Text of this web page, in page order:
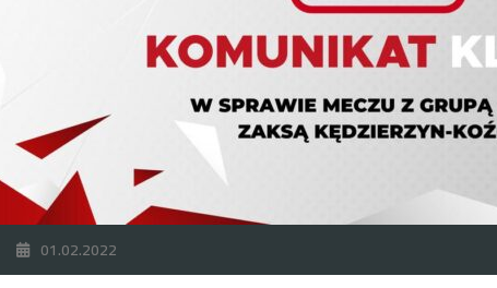
01.02.2022